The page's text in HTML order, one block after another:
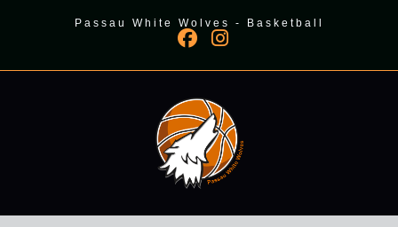
Passau White Wolves - Basketball